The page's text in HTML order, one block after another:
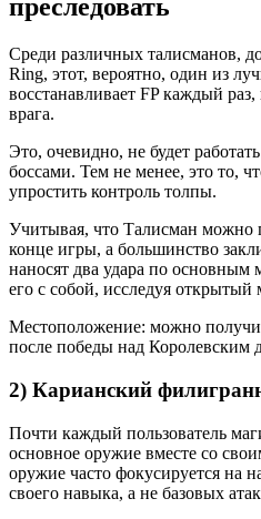
преследовать
Среди различных талисманов,
Ring, этот, вероятно, один из
восстанавливает FP каждый
врага.
Это, очевидно, не будет
боссами. Тем не менее, это то,
упростить контроль толпы.
Учитывая, что Талисман можно
конце игры, а большинство
наносят два удара по основным
его с собой, исследуя открытый
Местоположение: можно
после победы над Королевским
2) Карианский
Почти каждый пользователь
основное оружие вместе со
оружие часто фокусируется на
своего навыка, а не базовых